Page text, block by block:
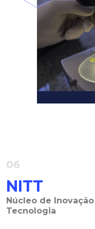
06
NITT
Núcleo de
Tecnologia